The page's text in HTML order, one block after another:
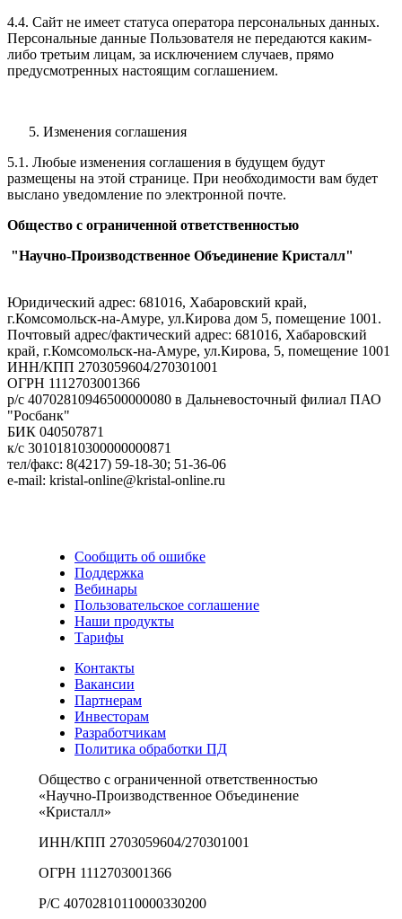
4.4. Сайт не имеет статуса оператора персональных данных.
Персональные данные Пользователя не передаются каким-
либо третьим лицам, за исключением случаев, прямо
предусмотренных настоящим соглашением.
Изменения соглашения
5.1. Любые изменения соглашения в будущем будут
размещены на этой странице. При необходимости вам будет
выслано уведомление по электронной почте.
Общество с ограниченной ответственностью
"Научно-Производственное Объединение Кристалл"
Юридический адрес: 681016, Хабаровский край,
г.Комсомольск-на-Амуре, ул.Кирова дом 5, помещение 1001.
Почтовый адрес/фактический адрес: 681016, Хабаровский
край, г.Комсомольск-на-Амуре, ул.Кирова, 5, помещение 1001
ИНН/КПП 2703059604/270301001
ОГРН 1112703001366
р/с 40702810946500000080 в Дальневосточный филиал ПАО
"Росбанк"
БИК 040507871
к/с 30101810300000000871
тел/факс: 8(4217) 59-18-30; 51-36-06
e-mail: kristal-online@kristal-online.ru
Сообщить об ошибке
Поддержка
Вебинары
Пользовательское соглашение
Наши продукты
Тарифы
Контакты
Вакансии
Партнерам
Инвесторам
Разработчикам
Политика обработки ПД
Общество с ограниченной ответственностью
«Научно-Производственное Объединение
«Кристалл»
ИНН/КПП 2703059604/270301001
ОГРН 1112703001366
Р/С 40702810110000330200